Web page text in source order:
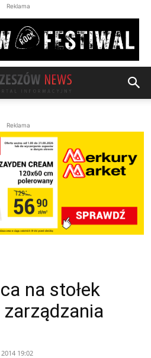
Reklama
Reklama
na stołek
19:02